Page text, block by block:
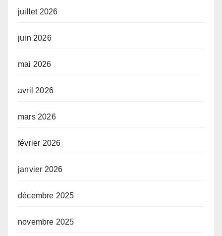
juillet 2026
juin 2026
mai 2026
avril 2026
mars 2026
février 2026
janvier 2026
décembre 2025
novembre 2025